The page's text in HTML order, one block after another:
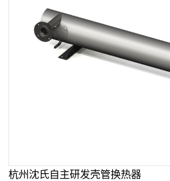
杭州沈氏自主研发壳管换热器